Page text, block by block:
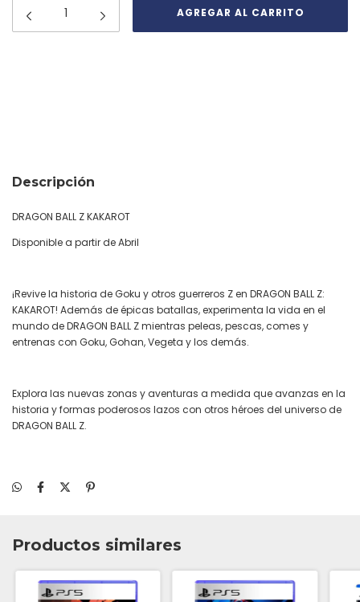
Descripción
DRAGON BALL Z KAKAROT
Disponible a partir de Abril
¡Revive la historia de Goku y otros guerreros Z en DRAGON BALL Z:
KAKAROT! Además de épicas batallas, experimenta la vida en el
mundo de DRAGON BALL Z mientras peleas, pescas, comes y
entrenas con Goku, Gohan, Vegeta y los demás.
Explora las nuevas zonas y aventuras a medida que avanzas en la
historia y formas poderosos lazos con otros héroes del universo de
DRAGON BALL Z.
Productos similares